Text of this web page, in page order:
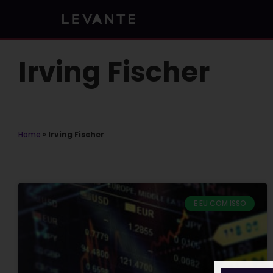
Irving Fischer
Home » Irving Fischer
E EU COM ISSO